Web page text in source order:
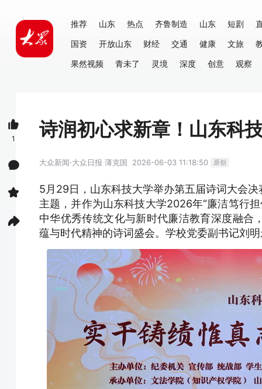
推荐 山东 热点 齐鲁制造 山东 短剧
国资
开放山东 财经 交通 健康 文旅
果然视频
青未了 灵境 深度 创意 观察
诗润初心求新章！山东科
大众新闻·大众日报 薄克国 2026-06-03 11:18:50 原创
5月29日，山东科技大学举办第五届诗词大会
主题，并作为山东科技大学2026年“廉洁笃行
中华优秀传统文化与新时代廉洁教育深度融合
蕴与时代精神的诗词盛会。学校党委副书记刘
1